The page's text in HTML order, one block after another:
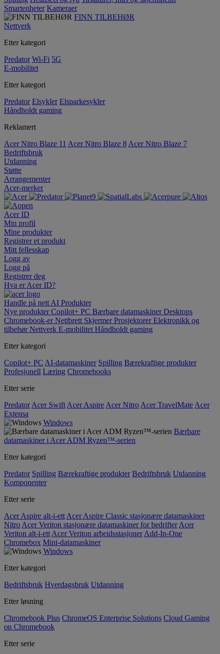
Smartenheter Kameraer
FINN TILBEHØR
Nettverk
Etter kategori
Predator Wi-Fi 5G
E-mobilitet
Etter kategori
Predator Elsykler Elsparkesykler
Håndholdt gaming
Reklamert
Acer Nitro Blaze 11 Acer Nitro Blaze 8 Acer Nitro Blaze 7
Bedriftsbruk
Utdanning
Støtte
Arrangementer
Acer-merker
Acer ID
Min profil
Mine produkter
Registrer et produkt
Mitt fellesskap
Logg av
Logg på
Registrer deg
Hva er Acer ID?
Handle på nett AI Produkter
Nye produkterCopilot+ PC Bærbare datamaskinerDesktops
Chromebook-erNettbrett SkjermerProsjektorerElektronikk og
tilbehørNettverk E-mobilitet Håndholdt gaming
Etter kategori
Copilot+ PC AI-datamaskiner Spilling Bærekraftige produkter
Profesjonell Læring Chromebooks
Etter serie
Predator Acer Swift Acer Aspire Acer Nitro Acer TravelMate Acer
Extensa
Windows
Bærbare
datamaskiner i Acer ADM Ryzen™-serien
Etter kategori
Predator Spilling Bærekraftige produkter Bedriftsbruk Utdanning
Komponenter
Etter serie
Acer Aspire alt-i-ett Acer Aspire Classic stasjonære datamaskiner
Nitro Acer Veriton stasjonære datamaskiner for bedrifter Acer
Veriton alt-i-ett Acer Veriton arbeidsstasjoner Add-In-One
Chromebox Mini-datamaskiner
Windows
Etter kategori
Bedriftsbruk Hverdagsbruk Utdanning
Etter løsning
Chromebook Plus ChromeOS Enterprise Solutions Cloud Gaming
on Chromebook
Etter serie